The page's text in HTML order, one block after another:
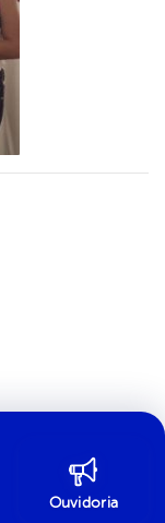
Ouvidoria